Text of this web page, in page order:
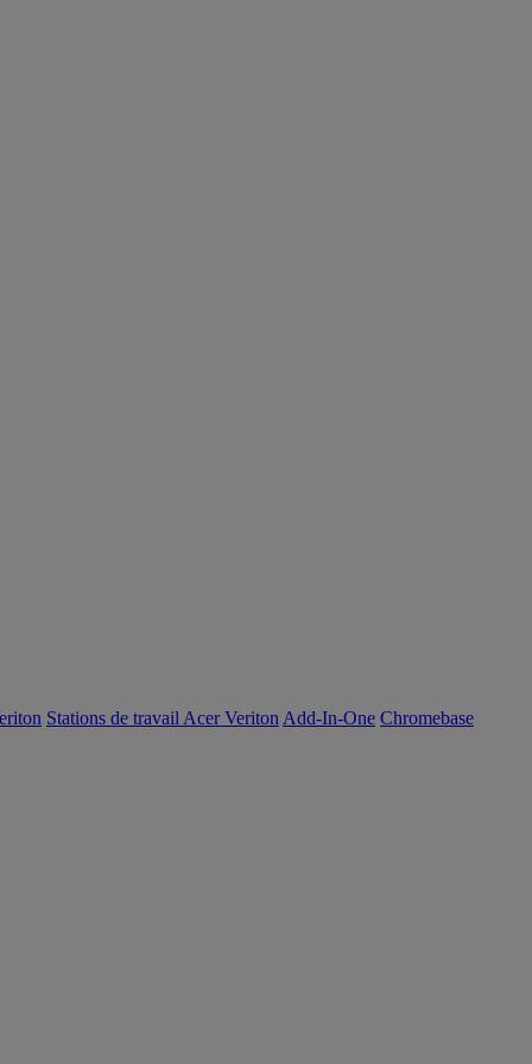
Stations de travail Acer Veriton Add-In-One Chromebase